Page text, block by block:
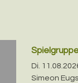
Di.
Simeon